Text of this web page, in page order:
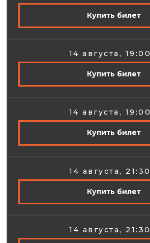
Купить билет
14 августа, 19:00
Купить билет
14 августа, 19:00
Купить билет
14 августа, 21:30
Купить билет
14 августа, 21:30